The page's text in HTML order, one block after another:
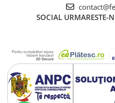
SOCIAL URMARESTE-